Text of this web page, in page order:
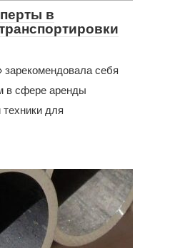
в
себя
в сфере аренды
для